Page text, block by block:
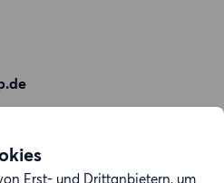
Erst- und Drittanbietern, um